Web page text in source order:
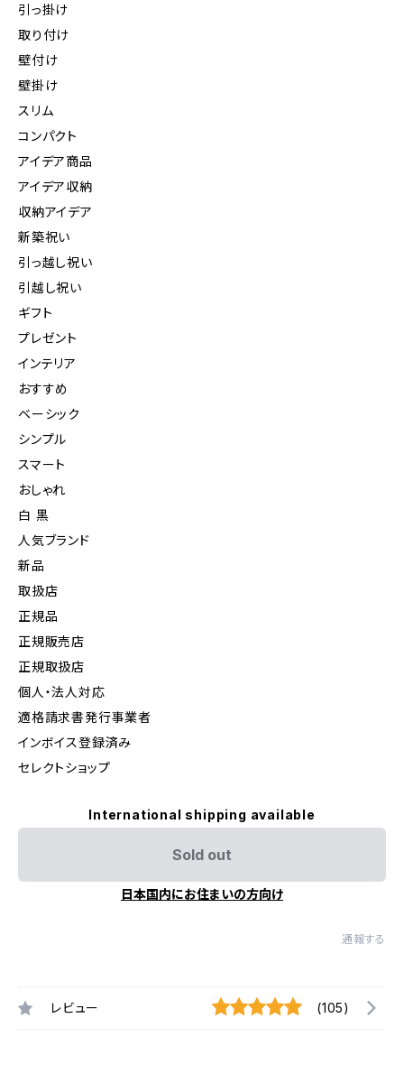
引っ掛け
取り付け
壁付け
壁掛け
スリム
コンパクト
アイデア商品
アイデア収納
収納アイデア
新築祝い
引っ越し祝い
引越し祝い
ギフト
プレゼント
インテリア
おすすめ
ベーシック
シンプル
スマート
おしゃれ
白 黒
人気ブランド
新品
取扱店
正規品
正規販売店
正規取扱店
個人・法人対応
適格請求書発行事業者
インボイス登録済み
セレクトショップ
International shipping available
Sold out
日本国内にお住まいの方向け
通報する
レビュー (105)